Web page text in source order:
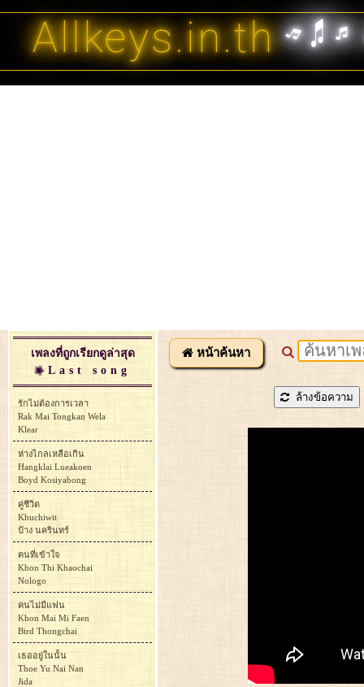
Allkeys.in.th
หน้าค้นหา
ล้างข้อความ
เพลงที่ถูกเรียกดูล่าสุด
Last song
รักไม่ต้องการเวลา
Rak Mai Tongkan Wela
Klear
ห่างไกลเหลือเกิน
Hangklai Lueakoen
Boyd Kosiyabong
คู่ชีวิต
Khuchiwit
ป้าง นครินทร์
คนที่เข้าใจ
Khon Thi Khaochai
Nologo
คนไม่มีแฟน
Khon Mai Mi Faen
Bird Thongchai
เธออยู่ในนั้น
Thoe Yu Nai Nan
Jida